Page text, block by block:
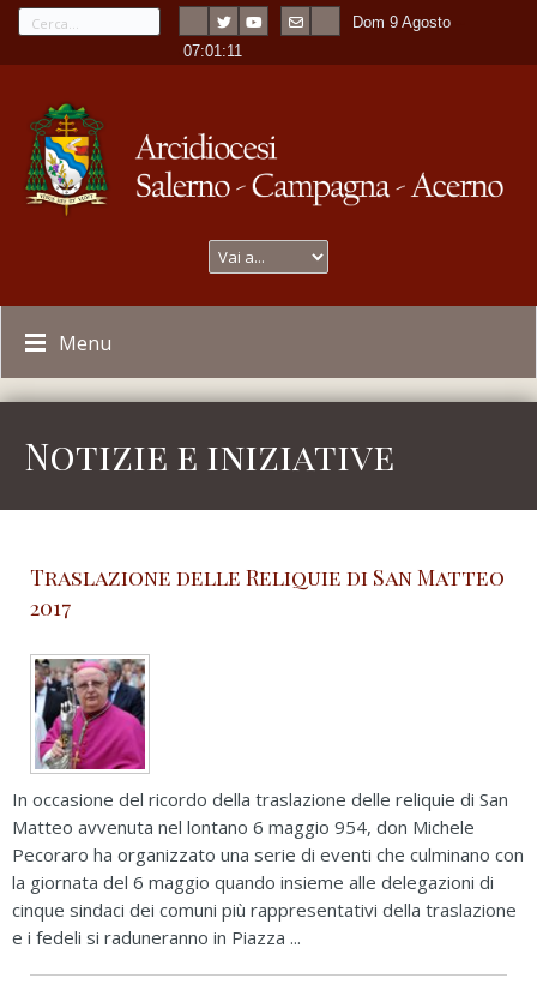
Dom 9 Agosto
-07:01:12
Menu
Notizie e iniziative
Traslazione delle Reliquie di San Matteo
2017
In occasione del ricordo della traslazione delle reliquie di San
Matteo avvenuta nel lontano 6 maggio 954, don Michele
Pecoraro ha organizzato una serie di eventi che culminano con
la giornata del 6 maggio quando insieme alle delegazioni di
cinque sindaci dei comuni più rappresentativi della traslazione
e i fedeli si raduneranno in Piazza ...